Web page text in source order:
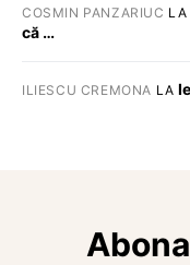
COSMIN PANZARIUC LA
că …
ILIESCU CREMONA LA